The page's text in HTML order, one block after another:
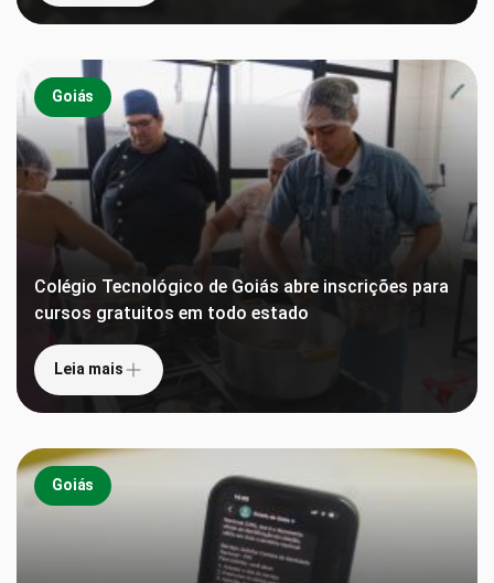
Goiás
Colégio Tecnológico de Goiás abre inscrições para
cursos gratuitos em todo estado
Leia mais
Goiás